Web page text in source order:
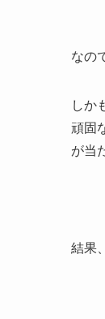
なの
しか
頑固
が当
結果